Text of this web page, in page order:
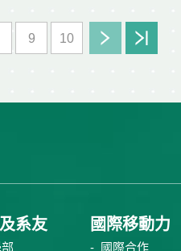
9 10
系友 國際移動力
國際合作